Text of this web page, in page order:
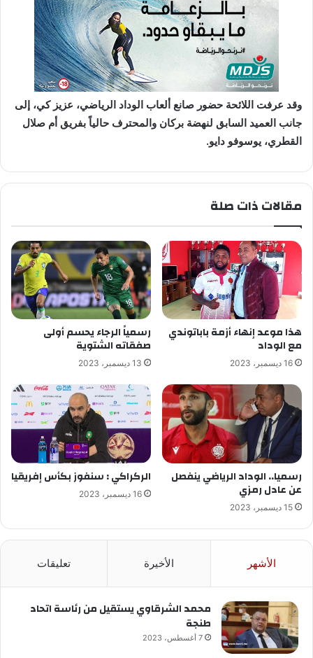
وقد عرفت اللائحة حضور صانع ألعاب الوداد الرياضي، عزيز كي، إلى
جانب العميد السابق لنهضة بركان والمحترف حالياً بفريق أم صلال
القطري، يوسوفو دايو.
مقالات ذات صلة
هذا موعد إنهاء أزمة باباتوندي
مع الوداد
16 ديسمبر، 2023
رسمياً الرجاء يحسم أولى
صفقاته الشتوية
13 ديسمبر، 2023
رسميا.. الوداد الرياضي ينفصل
عن عادل رمزي
15 ديسمبر، 2023
الركراكي : سنفوز بكأس إفريقيا
16 ديسمبر، 2023
الأشهر الأخيرة تعليقات
محمد الشرقاوي يستقيل من رئاسة اتحاد
طنجة
7 أغسطس، 2023